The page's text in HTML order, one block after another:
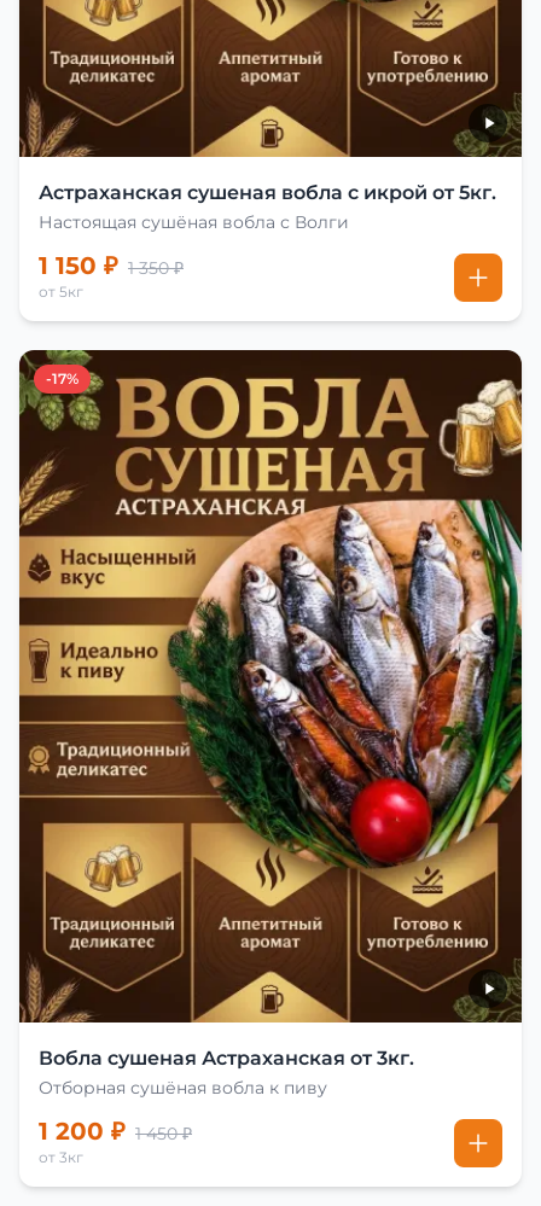
Астраханская сушеная вобла с икрой от 5кг.
Настоящая сушёная вобла с Волги
1 150 ₽ 1 350 ₽
от 5кг
-17%
Вобла сушеная Астраханская от 3кг.
Отборная сушёная вобла к пиву
1 200 ₽ 1 450 ₽
от 3кг